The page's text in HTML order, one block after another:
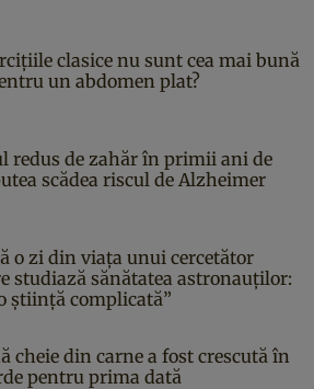
clasice nu sunt cea mai bună
un abdomen plat?
redus de zahăr în primii ani de
scădea riscul de Alzheimer
o zi din viața unui cercetător
studiază sănătatea astronauților:
știință complicată”
cheie din carne a fost crescută în
pentru prima dată